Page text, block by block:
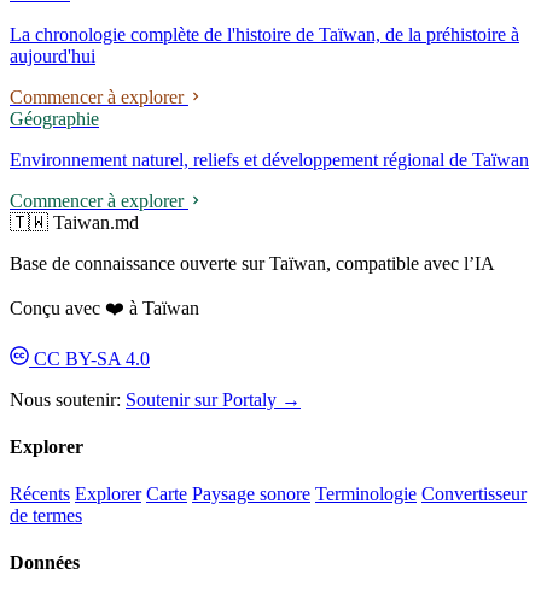
systèmes d'identité d'entreprises publiques ; le 8 mai 2026, le
lancement du nouveau logo de Taipower a déclenché une controverse
de « favoritisme politique ».
La chronologie complète de l'histoire de Taïwan, de la préhistoire à
aujourd'hui
Commencer à explorer
Géographie
Environnement naturel, reliefs et développement régional de Taïwan
Commencer à explorer
🇹🇼 Taiwan.md
Base de connaissance ouverte sur Taïwan, compatible avec l’IA
Conçu avec ❤️ à Taïwan
CC BY-SA 4.0
Nous soutenir: Soutenir sur Portaly →
Explorer
Récents Explorer Carte Paysage sonore Terminologie Convertisseur
de termes
Données